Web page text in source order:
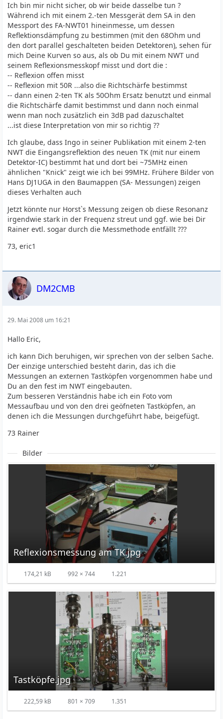
Ich bin mir nicht sicher, ob wir beide dasselbe tun ?
Während ich mit einem 2.-ten Messgerät dem SA in den
Messport des FA-NWT01 hineinmesse, um dessen
Reflektionsdämpfung zu bestimmen (mit den 68Ohm und
den dort parallel geschalteten beiden Detektoren), sehen für
mich Deine Kurven so aus, als ob Du mit einem NWT und
seinem Reflexionsmesskopf misst und dort die :
-- Reflexion offen misst
-- Reflexion mit 50R ...also die Richtschärfe bestimmst
-- dann einen 2-ten TK als 50Ohm Ersatz benutzt und einmal
die Richtschärfe damit bestimmst und dann noch einmal
wenn man noch zusätzlich ein 3dB pad dazuschaltet
...ist diese Interpretation von mir so richtig ??
Ich glaube, dass Ingo in seiner Publikation mit einem 2-ten
NWT die Eingangsreflektion des neuen TK (mit nur einem
Detektor-IC) bestimmt hat und dort bei ~75MHz einen
ähnlichen "Knick" zeigt wie ich bei 99MHz. Frühere Bilder von
Hans DJ1UGA in den Baumappen (SA- Messungen) zeigen
dieses Verhalten auch
Jetzt könnte nur Horst`s Messung zeigen ob diese Resonanz
irgendwie stark in der Frequenz streut und ggf. wie bei Dir
Rainer evtl. sogar durch die Messmethode entfällt ???
73, eric1
DM2CMB
29. Mai 2008 um 16:21
Hallo Eric,
ich kann Dich beruhigen, wir sprechen von der selben Sache.
Der einzige unterschied besteht darin, das ich die
Messungen an externen Tastköpfen vorgenommen habe und
Du an den fest im NWT eingebauten.
Zum besseren Verständnis habe ich ein Foto vom
Messaufbau und von den drei geöfneten Tastköpfen, an
denen ich die Messungen durchgeführt habe, beigefügt.
73 Rainer
Bilder
Reflexionsmessung am TK.jpg
174,21 kB 992 × 744 1.221
Tastköpfe.jpg
222,59 kB 801 × 709 1.351